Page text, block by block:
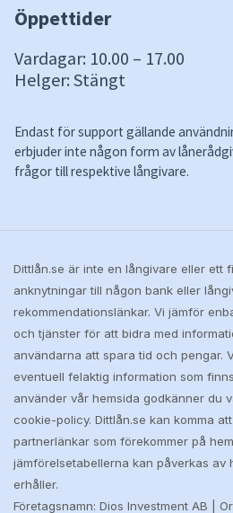
Öppettider
Vardagar: 10.00 – 17.00
Helger: Stängt
Endast för support gällande
erbjuder inte någon form av
frågor till respektive långivare.
Dittlån.se är inte en långivare eller ett
anknytningar till någon bank eller
rekommendationslänkar. Vi jämför
och tjänster för att bidra med
användarna att spara tid och pengar.
eventuell felaktig information som
använder vår hemsida godkänner du
cookie-policy. Dittlån.se kan komma
partnerlänkar som förekommer på
jämförelsetabellerna kan påverkas av
erhåller.
Företagsnamn: Dios Investment AB |